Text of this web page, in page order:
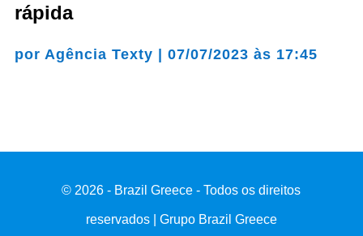
rápida
por Agência Texty | 07/07/2023 às 17:45
© 2026 - Brazil Greece - Todos os direitos
reservados | Grupo Brazil Greece